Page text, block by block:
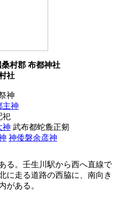
村郡 布都神社
社
神
主神
祀
神 武布都蛇麁正剱
神倭磐余彦神
る。壬生川駅から西へ直線で
に走る道路の西脇に、南向き
がある。